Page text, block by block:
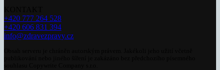
+420 777 264 528
+420 606 831 394
info@zdravezpravy.cz